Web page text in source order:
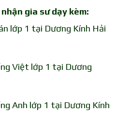
gia sư dạy kèm:
lớp 1 tại Dương Kính Hải
Việt lớp 1 tại Dương
Anh lớp 1 tại Dương Kính